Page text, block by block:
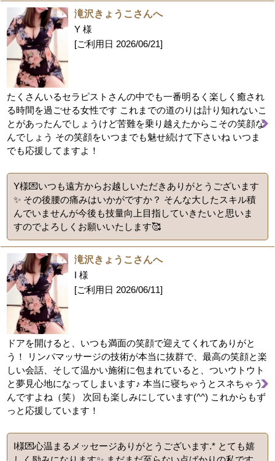
滝沢きょうこさんへ
Y 様
[ご利用日 2026/06/21]
たくさんいるセラピストさんの中でも一番明るく楽しく癒され
る時間を過ごせる女性です これまでの道のりは計り知れないこ
とがあったんでしょうけど苦難を乗り越えたからこその笑顔な
んでしょう その笑顔をいつまでも魅せ続けて下さいね いつま
でも応援してますよ！
Y様💌いつも遠方からお越しいただきありがとうございます
✨ その後腰の痛みはいかがですか？ そんな大したスキル積
んでいませんが今後も技量向上目指していきたいと思いま
すのでよろしくお願いいたします🥰
滝沢きょうこさんへ
I 様
[ご利用日 2026/06/11]
ドアを開けると、いつも満面の笑顔で迎えてくれてありがと
う！ リンパマッサージの技術が本当に抜群で、最高の笑顔と楽
しい会話、そして温かい施術に包まれていると、ついウトウト
と夢見心地になってしまいます♪ 本当に寝ちゃうとスネちゃう
んですよね（笑） 次回も楽しみにしています(^^) これからもず
っと応援しています！
I様💌心温まるメッセージありがとうございます.* とても嬉